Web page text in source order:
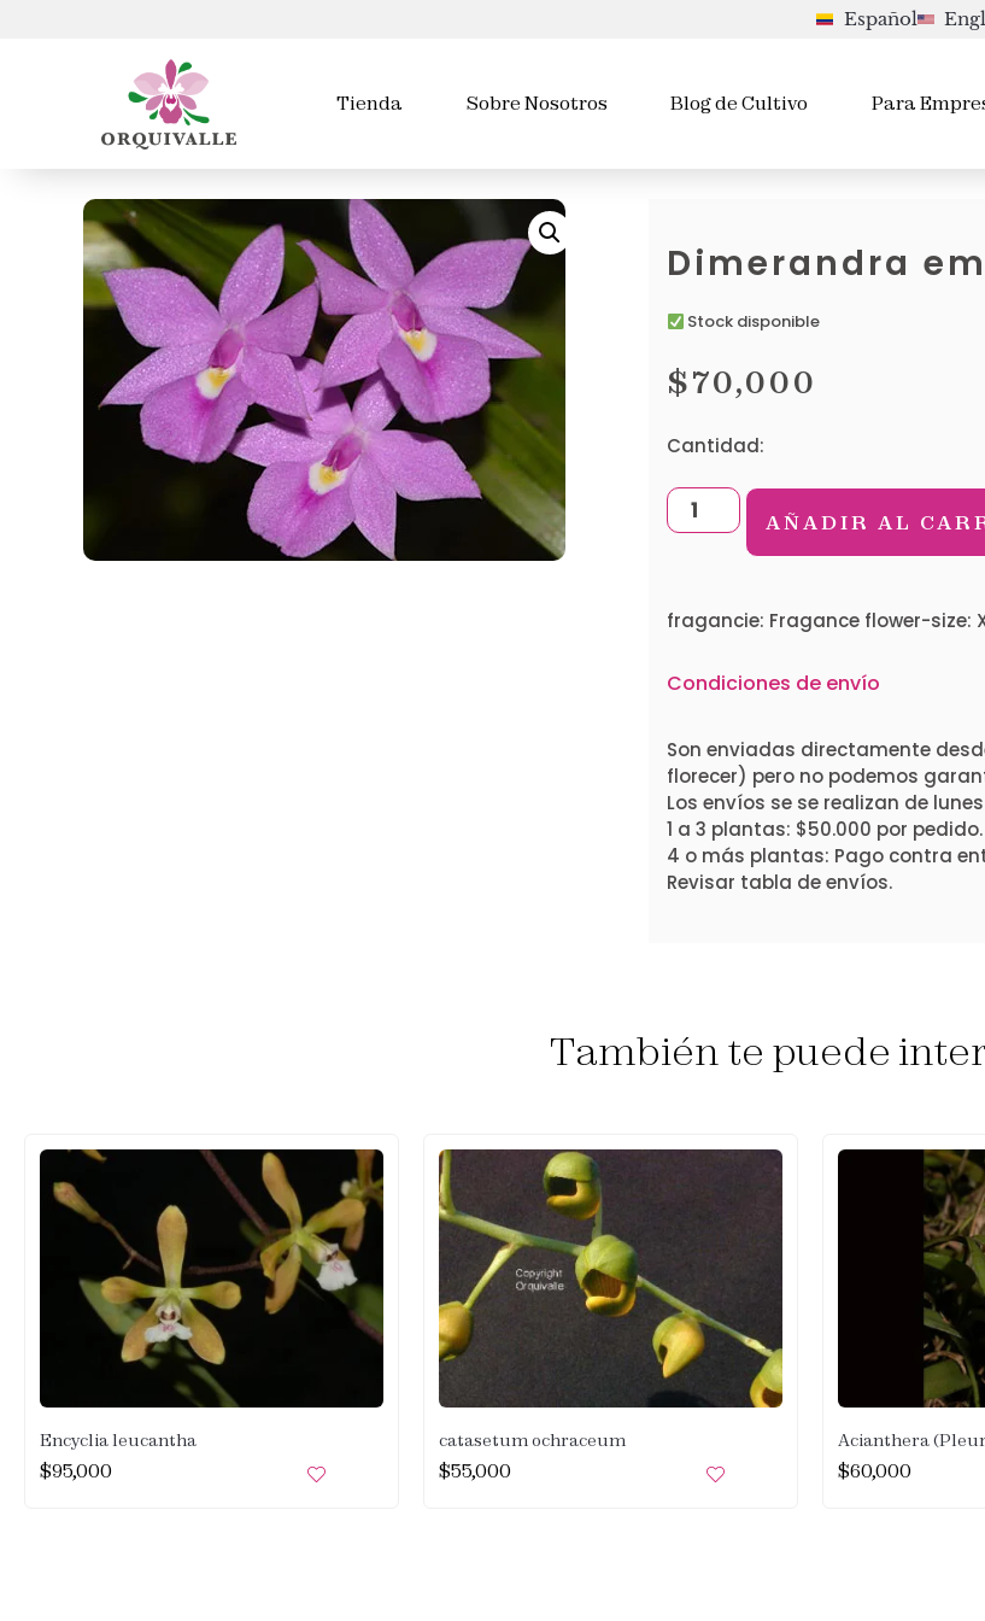
Español
Tienda Sobre Nosotros Blog de Cultivo Para
Dimerandra
Stock disponible
$70,000
Cantidad:
AÑADIR AL
fragancie: Fragance flower-size:
Condiciones de envío
Son enviadas directamente
florecer) pero no podemos
Los envíos se se realizan de
1 a 3 plantas: $50.000 por pedido.
4 o más plantas: Pago contra
Revisar tabla de envíos.
También te puede
Encyclia leucantha
$95,000
catasetum ochraceum
$55,000
Acianthera
$60,000